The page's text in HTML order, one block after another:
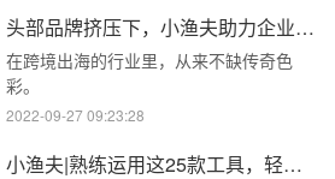
头部品牌挤压下，小渔夫助力企业品牌出海，赢得大市场
在跨境出海的行业里，从来不缺传奇色
彩。
2022-09-27 09:23:28
小渔夫|熟练运用这25款工具，轻松运营亚马逊